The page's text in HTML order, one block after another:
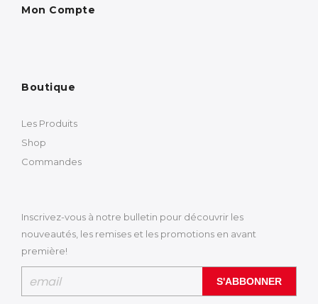
Mon Compte
Boutique
Les Produits
Shop
Commandes
Inscrivez-vous à notre bulletin pour découvrir les
nouveautés, les remises et les promotions en avant
première!